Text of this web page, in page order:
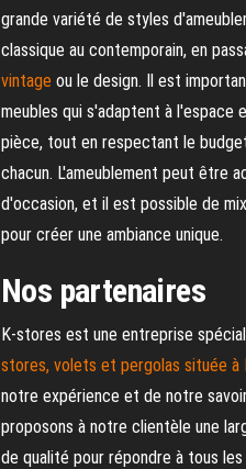
grande variété de styles
classique au contemporain, en
vintage ou le design. Il est
meubles qui s'adaptent à l'espace
pièce, tout en respectant le
chacun. L'ameublement peut être
d'occasion, et il est possible de
pour créer une ambiance unique.
Nos partenaires
K-stores est une entreprise
stores, volets et pergolas située à
notre expérience et de notre
proposons à notre clientèle une
de qualité pour répondre à tous